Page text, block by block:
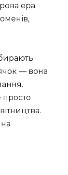
ера
— вона